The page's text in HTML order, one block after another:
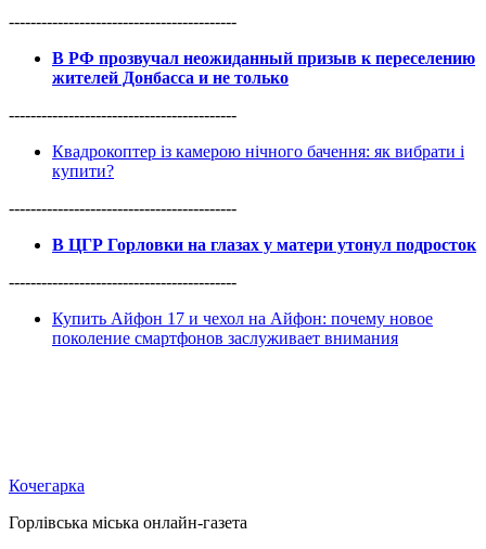
------------------------------------------
В РФ прозвучал неожиданный призыв к переселению
жителей Донбасса и не только
------------------------------------------
Квадрокоптер із камерою нічного бачення: як вибрати і
купити?
------------------------------------------
В ЦГР Горловки на глазах у матери утонул подросток
------------------------------------------
Купить Айфон 17 и чехол на Айфон: почему новое
поколение смартфонов заслуживает внимания
Кочегарка
Горлівська міська онлайн-газета